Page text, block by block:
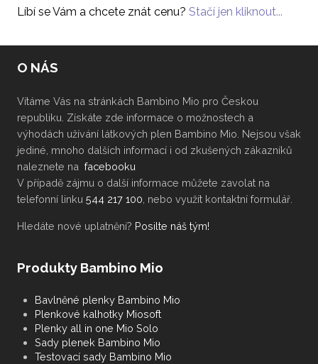
Líbí se Vám a chcete znát cenu? Stačí jen kliknout...
O NÁS
Vítáme Vás na stránkách Bambino Mio pro Českou
republiku. Získáte zde informace o možnostech a
výhodách užívání látkových plen Bambino Mio. Nejsou však
jediné, mnoho dalších informací i od zkušených zákazníků
naleznete na facebooku
V případě zájmu o další informace můžete zavolat na
telefonní linku 544 217 100 , nebo využít kontaktní formulář.
Hledáte nové uplatnění? Posilte náš tým!
Produkty Bambino Mio
Bavlněné plenky Bambino Mio
Plenkové kalhotky Miosoft
Plenky all in one Mio Solo
Sady plenek Bambino Mio
Testovací sady Bambino Mio